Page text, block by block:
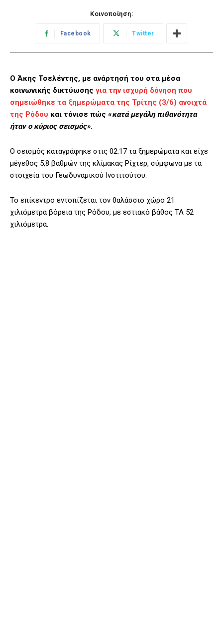
Κοινοποίηση:
Facebook Twitter
Ο Άκης Τσελέντης, με ανάρτησή του στα μέσα
κοινωνικής δικτύωσης για την ισχυρή δόνηση που
σημειώθηκε τα ξημερώματα της Τρίτης (3/6) ανοιχτά
της Ρόδου και τόνισε πώς «κατά μεγάλη πιθανότητα
ήταν ο κύριος σεισμός».
Ο σεισμός καταγράφηκε στις 02:17 τα ξημερώματα και είχε
μέγεθος 5,8 βαθμών της κλίμακας Ρίχτερ, σύμφωνα με τα
στοιχεία του Γεωδυναμικού Ινστιτούτου.
Το επίκεντρο εντοπίζεται τον θαλάσσιο χώρο 21
χιλιόμετρα βόρεια της Ρόδου, με εστιακό βάθος ΤΑ 52
χιλιόμετρα.